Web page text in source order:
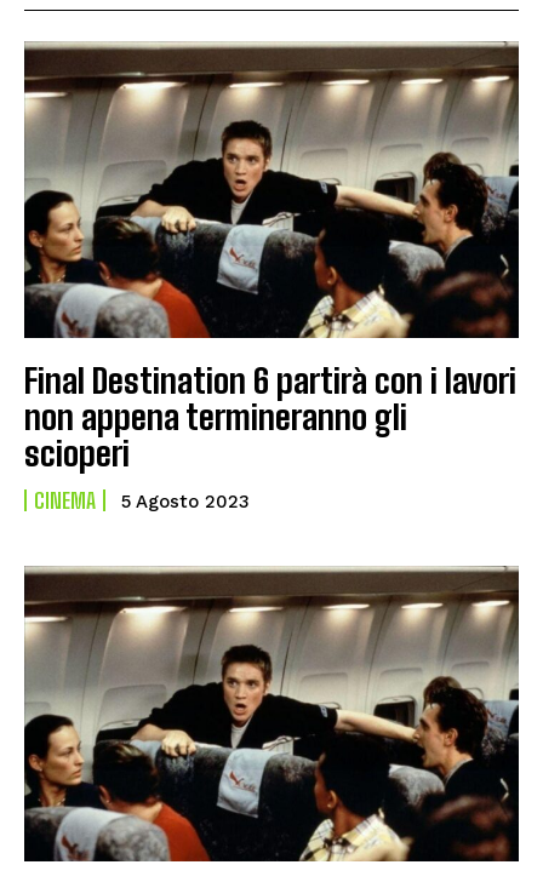
Final Destination 6 partirà con i lavori
non appena termineranno gli
scioperi
CINEMA 5 Agosto 2023